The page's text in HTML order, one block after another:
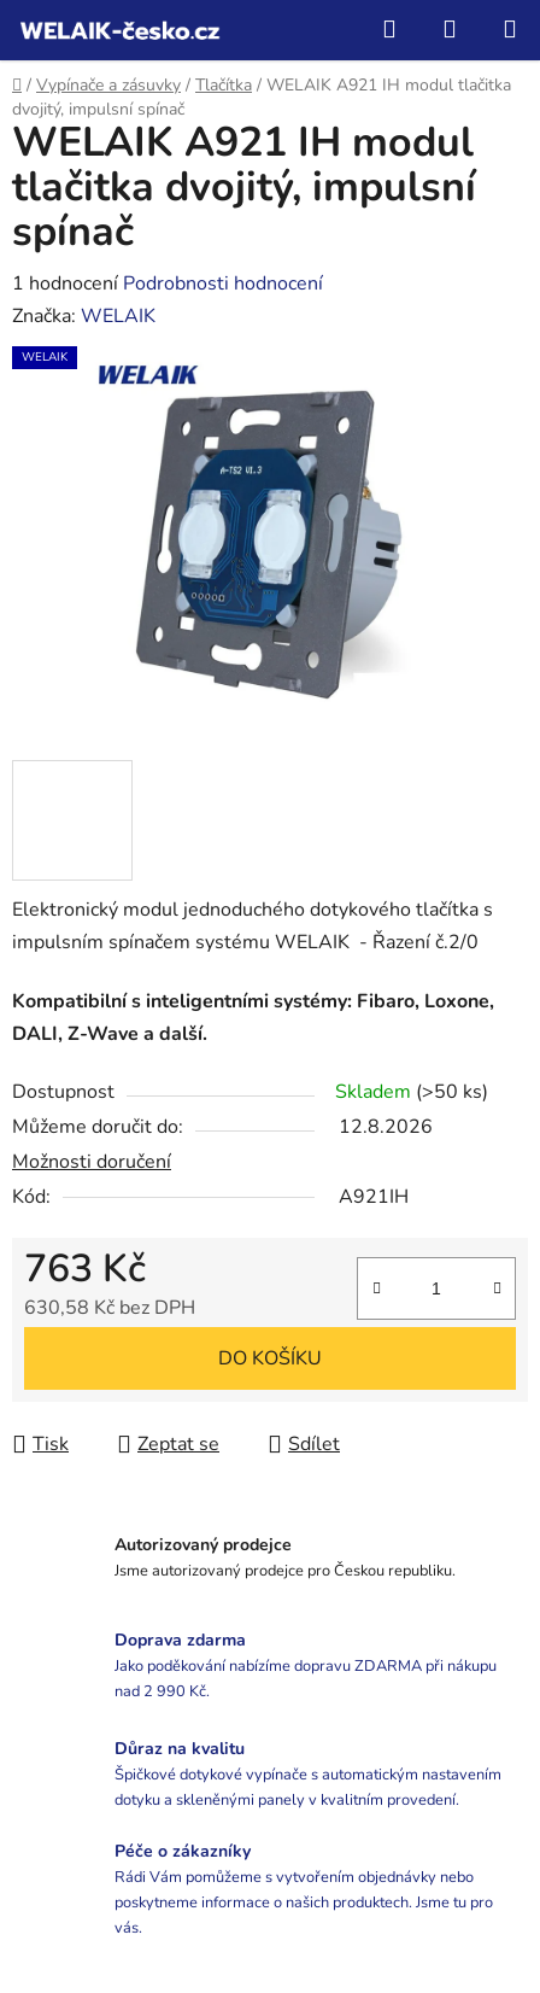
obsah
Hledat
KOŠÍK
Domů
/ Vypínače a zásuvky / Tlačítka / WELAIK A921 IH modul tlačitka
dvojitý, impulsní spínač
Elektronický modul jednoduchého dotykového tlačítka s
impulsním spínačem systému WELAIK - Řazení č.2/0
Kompatibilní s inteligentními systémy: Fibaro, Loxone,
DALI, Z-Wave a další.
Dostupnost Skladem (>50 ks)
Můžeme doručit do:
12.8.2026
Možnosti doručení
Kód:
A921IH
763 Kč
630,58 Kč bez DPH
DO KOŠÍKU
Tisk Zeptat se Sdílet
WELAIK A921 IH modul
tlačitka dvojitý, impulsní
spínač
Průměrné
hodnocení
produktu
1 hodnocení Podrobnosti hodnocení
Značka: WELAIK
WELAIK
Autorizovaný prodejce
Jsme autorizovaný prodejce pro Českou republiku.
Doprava zdarma
Jako poděkování nabízíme dopravu ZDARMA při nákupu
nad 2 990 Kč.
Důraz na kvalitu
Špičkové dotykové vypínače s automatickým nastavením
dotyku a skleněnými panely v kvalitním provedení.
Péče o zákazníky
Rádi Vám pomůžeme s vytvořením objednávky nebo
poskytneme informace o našich produktech. Jsme tu pro
vás.